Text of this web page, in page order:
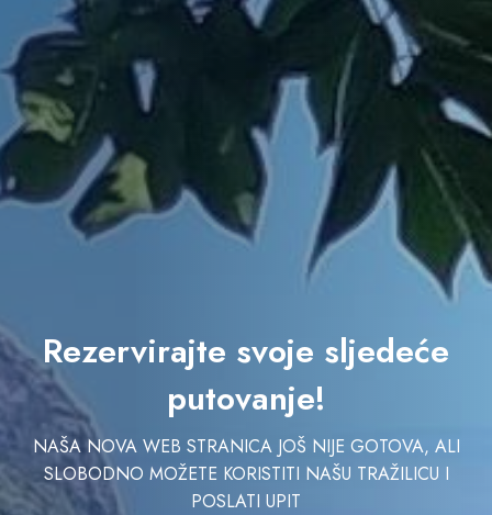
Rezervirajte svoje sljedeće
putovanje!
NAŠA NOVA WEB STRANICA JOŠ NIJE GOTOVA, ALI
SLOBODNO MOŽETE KORISTITI NAŠU TRAŽILICU I
POSLATI UPIT